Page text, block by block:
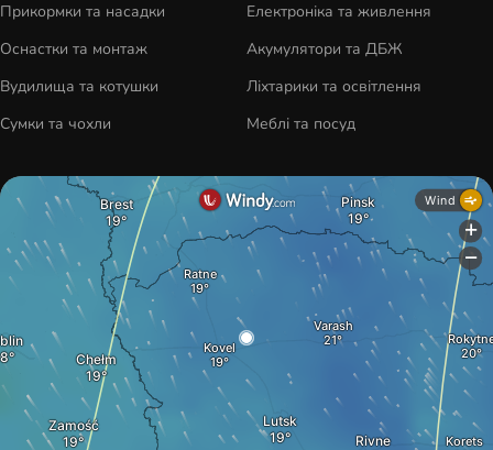
Прикормки та насадки
Оснастки та монтаж
Вудилища та котушки
Сумки та чохли
Електроніка та живлення
Акумулятори та ДБЖ
Ліхтарики та освітлення
Меблі та посуд